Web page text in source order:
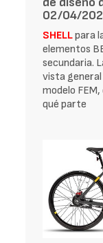
02/04/
SHELLpara
elementos
secundaria.
vista
modelo
qué parte